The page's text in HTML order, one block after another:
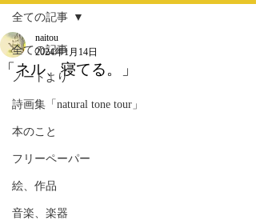
全ての記事
ノートより
詩画集「natural tone tour」
本のこと
フリーペーパー
絵、作品
音楽、楽器
全ての記事
「ネル、寝てる。」
naitou
2024年1月14日